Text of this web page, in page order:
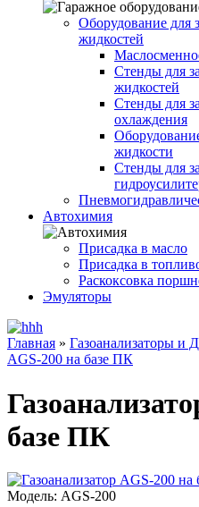
Оборудование для
жидкостей
Стенды для
жидкостей
Стенды для
охлаждения
жидкости
Стенды для
Автохимия
Присадка в масло
Присадка в
Раскоксовка
Эмуляторы
Главная » Газоанализаторы и
AGS-200 на базе ПК
базе ПК
Модель: AGS-200